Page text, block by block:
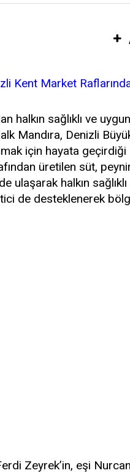
Kent Market
halkın sağlıklı ve
Mandıra, Denizli
için hayata geçirdiği
üretilen süt,
ulaşarak halkın
de desteklenerek
Zeyrek’in, eşi